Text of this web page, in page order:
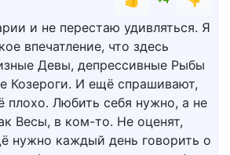
и не перестаю удивляться. Я
впечатление, что здесь
Девы, депрессивные Рыбы
Козероги. И ещё спрашивают,
плохо. Любить себя нужно, а не
Весы, в ком-то. Не оценят,
нужно каждый день говорить о